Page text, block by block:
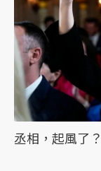
丞相，起風了